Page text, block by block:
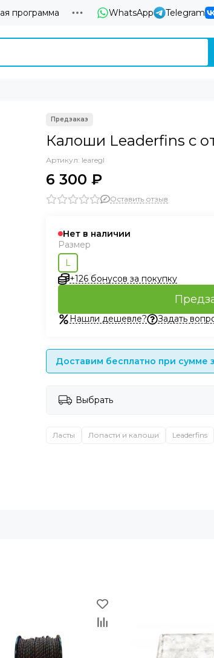
программа WhatsApp Telegram
Калоши Leaderfins с
Артикул: learegl
6 300 ₽
Оставить отзыв
Нет в наличии
Размер
L
+126 бонусов за покупку
Нашли дешевле? Задать
Доставим бесплатно при сумме
Выбрать
Ласты Лопасти и калоши Leaderfins